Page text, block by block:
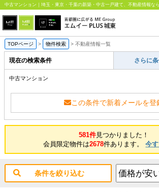
TOPページ > 物件検索 > 不動産情報一覧
現在の検索条件 さらに
中古マンション
この条件で新着メールを登
581件見つかりました！
会員限定物件は2678件あります。今
条件を絞り込む